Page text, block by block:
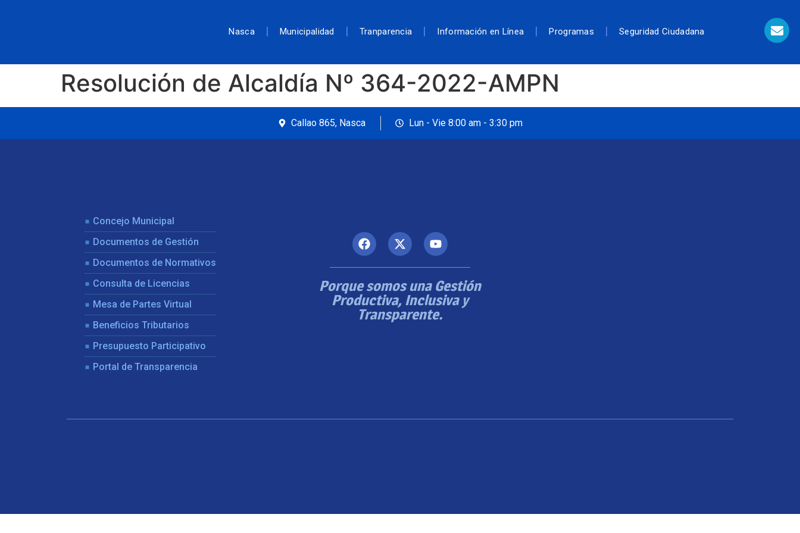
Nasca Municipalidad Tranparencia Información en Línea Programas Seguridad Ciudadana
Resolución de Alcaldía Nº 364-2022-AMPN
Callao 865, Nasca Lun - Vie 8:00 am - 3:30 pm
Concejo Municipal
Documentos de Gestión
Documentos de Normativos
Consulta de Licencias
Mesa de Partes Virtual
Beneficios Tributarios
Presupuesto Participativo
Portal de Transparencia
Porque somos una Gestión
Productiva, Inclusiva y
Transparente.